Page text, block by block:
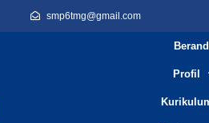
smp6tmg@gmail.com
Profil